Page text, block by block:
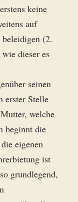
keine
auf
(2.
dieser es
seinen
erster Stelle
welche
beginnt die
eigenen
ist
grundlegend,